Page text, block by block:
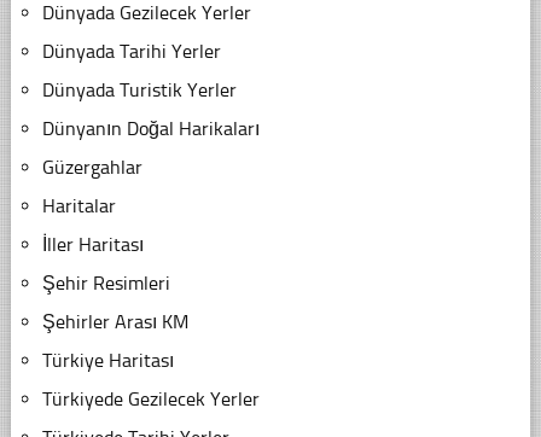
Dünyada Gezilecek Yerler
Dünyada Tarihi Yerler
Dünyada Turistik Yerler
Dünyanın Doğal Harikaları
Güzergahlar
Haritalar
İller Haritası
Şehir Resimleri
Şehirler Arası KM
Türkiye Haritası
Türkiyede Gezilecek Yerler